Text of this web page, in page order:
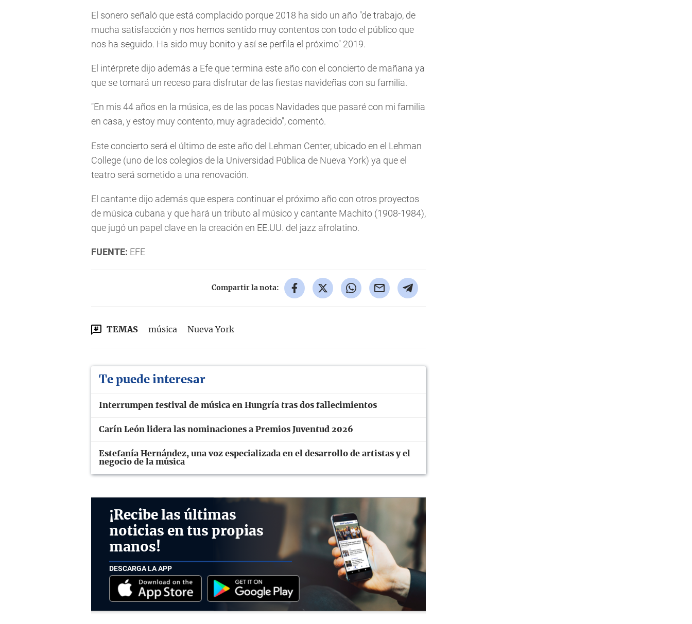
El sonero señaló que está complacido porque 2018 ha sido un año "de trabajo, de
mucha satisfacción y nos hemos sentido muy contentos con todo el público que
nos ha seguido. Ha sido muy bonito y así se perfila el próximo" 2019.
El intérprete dijo además a Efe que termina este año con el concierto de mañana ya
que se tomará un receso para disfrutar de las fiestas navideñas con su familia.
"En mis 44 años en la música, es de las pocas Navidades que pasaré con mi familia
en casa, y estoy muy contento, muy agradecido", comentó.
Este concierto será el último de este año del Lehman Center, ubicado en el Lehman
College (uno de los colegios de la Universidad Pública de Nueva York) ya que el
teatro será sometido a una renovación.
El cantante dijo además que espera continuar el próximo año con otros proyectos
de música cubana y que hará un tributo al músico y cantante Machito (1908-1984),
que jugó un papel clave en la creación en EE.UU. del jazz afrolatino.
FUENTE: EFE
Compartir la nota:
TEMAS música Nueva York
Te puede interesar
Interrumpen festival de música en Hungría tras dos fallecimientos
Carín León lidera las nominaciones a Premios Juventud 2026
Estefanía Hernández, una voz especializada en el desarrollo de artistas y el
negocio de la música
¡Recibe las últimas
noticias en tus propias
manos!
DESCARGA LA APP